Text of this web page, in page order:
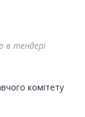
в тендері
комітету